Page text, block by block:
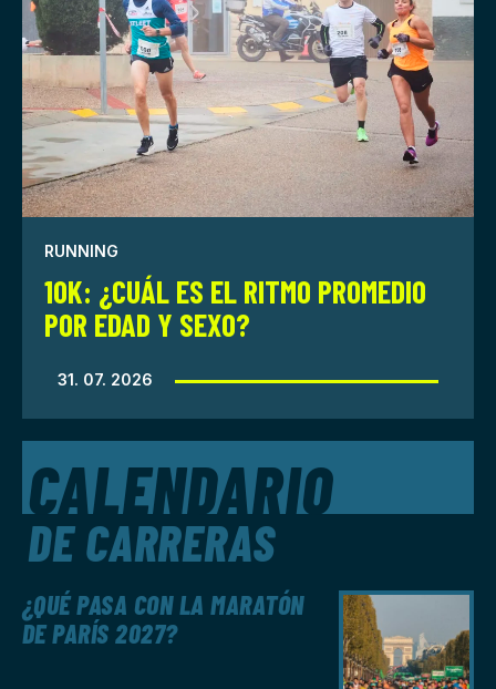
RUNNING
10K: ¿CUÁL ES EL RITMO PROMEDIO
POR EDAD Y SEXO?
31. 07. 2026
CALENDARIO
DE CARRERAS
¿QUÉ PASA CON LA MARATÓN
DE PARÍS 2027?